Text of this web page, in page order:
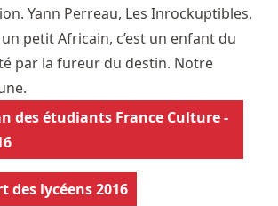
Yann Perreau, Les Inrockuptibles.
un petit Africain, c’est un enfant du
par la fureur du destin. Notre
des étudiants France Culture -
des lycéens 2016